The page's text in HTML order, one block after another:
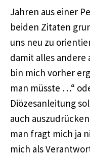
Jahren aus einer
beiden Zitaten
uns neu zu
damit alles andere
bin mich vorher
man müsste …“
Diözesanleitung
auch
man fragt mich ja
mich als